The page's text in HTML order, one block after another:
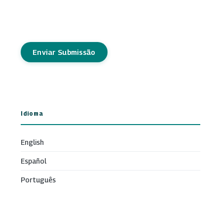
Enviar Submissão
Idioma
English
Español
Português